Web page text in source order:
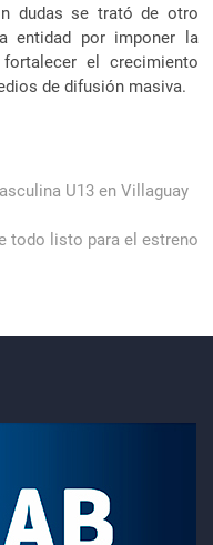
dudas se trató de otro
entidad por imponer la
el crecimiento
de difusión masiva.
U13 en Villaguay
todo listo para el estreno